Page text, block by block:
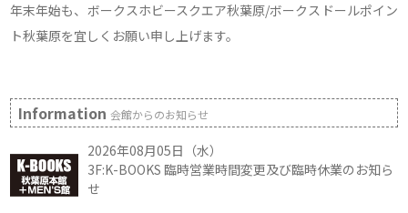
年末年始も、ボークスホビースクエア秋葉原/ボークスドールポイン
ト秋葉原を宜しくお願い申し上げます。
Information会館からのお知らせ
2026年08月05日（水）
3F:K-BOOKS 臨時営業時間変更及び臨時休業のお知ら
せ